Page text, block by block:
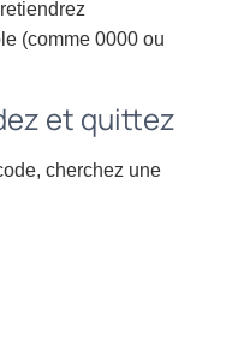
(comme 0000 ou
et quittez
cherchez une